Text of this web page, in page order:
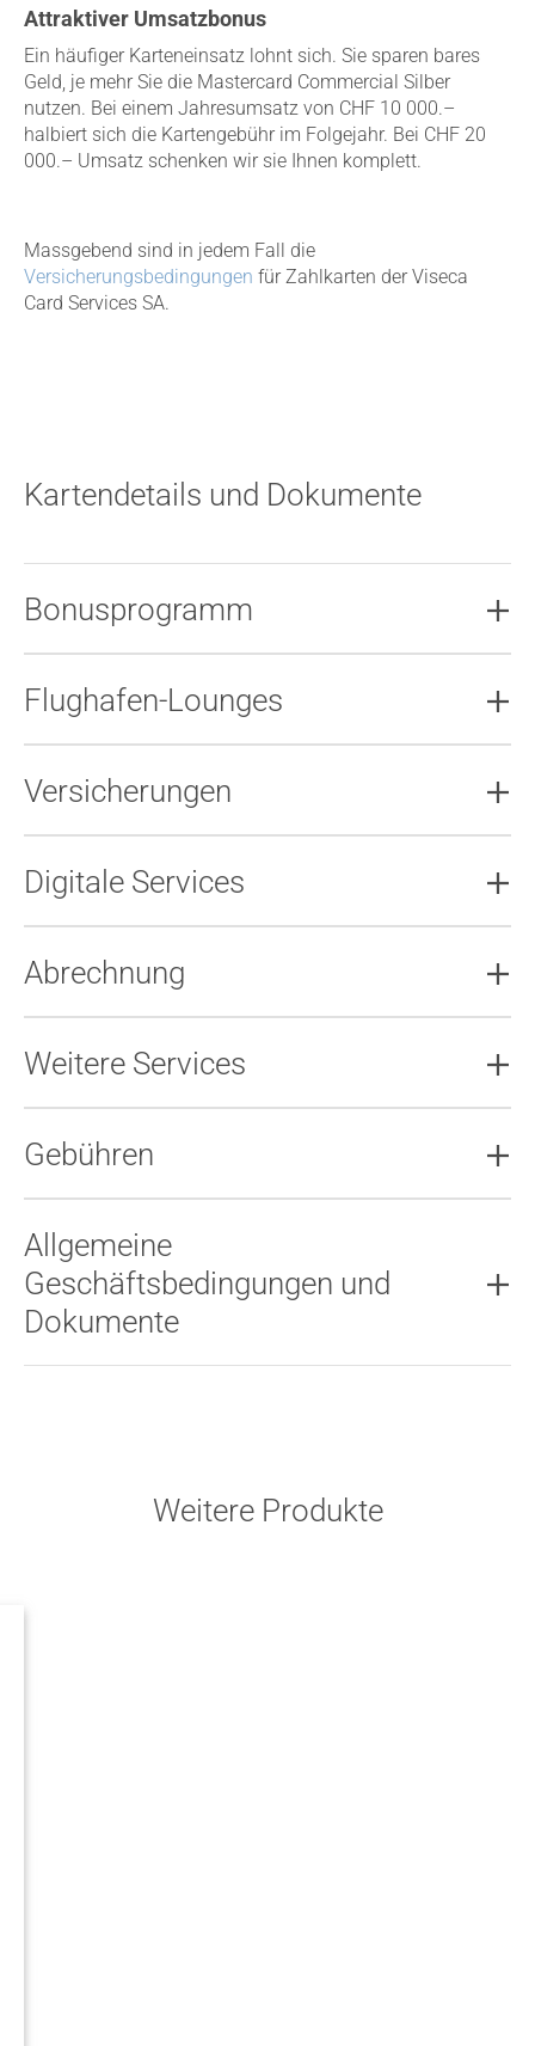
Attraktiver Umsatzbonus
Ein häufiger Karteneinsatz lohnt sich. Sie sparen bares
Geld, je mehr Sie die Mastercard Commercial Silber
nutzen. Bei einem Jahresumsatz von CHF 10 000.–
halbiert sich die Kartengebühr im Folgejahr. Bei CHF 20
000.– Umsatz schenken wir sie Ihnen komplett.
Massgebend sind in jedem Fall die
Versicherungsbedingungen für Zahlkarten der Viseca
Card Services SA.
Kartendetails und Dokumente
Bonusprogramm
Flughafen-Lounges
Versicherungen
Digitale Services
Abrechnung
Weitere Services
Gebühren
Allgemeine
Geschäftsbedingungen und
Dokumente
Weitere Produkte